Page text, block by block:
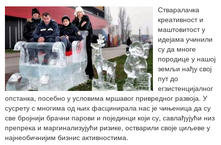
Стваралачка
креативност и
маштовитост у
идејама учинили
су да многе
породице у нашој
земљи нађу свој
пут до
егзистенцијалног
опстанка, посебно у условима мршавог привредног развоја. У
сусрету с многима од њих фасцинирала нас је чињеница да су
све бројнији брачни парови и појединци који су, савлађујући низ
препрека и маргинализујући ризике, остварили своје циљеве у
најнеобичнијим бизнис активностима.